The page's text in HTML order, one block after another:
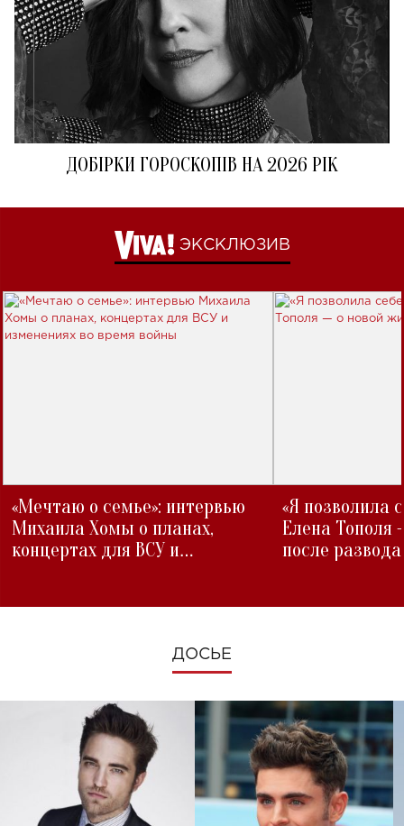
ДОБІРКИ ГОРОСКОПІВ НА 2026 РІК
ЭКСКЛЮЗИВ
«Мечтаю о семье»: интервью
Михаила Хомы о планах,
концертах для ВСУ и
«Я позволила
Елена Тополя
после развода
ДОСЬЕ